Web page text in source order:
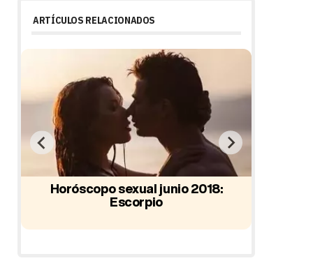
ARTÍCULOS RELACIONADOS
Horóscopo sexual junio 2018:
Escorpio